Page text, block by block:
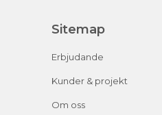
Sitemap
Erbjudande
Kunder & projekt
Om oss